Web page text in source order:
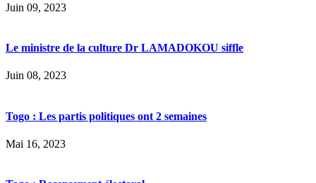
Juin 09, 2023
Le ministre de la culture Dr LAMADOKOU siffle
Juin 08, 2023
Togo : Les partis politiques ont 2 semaines
Mai 16, 2023